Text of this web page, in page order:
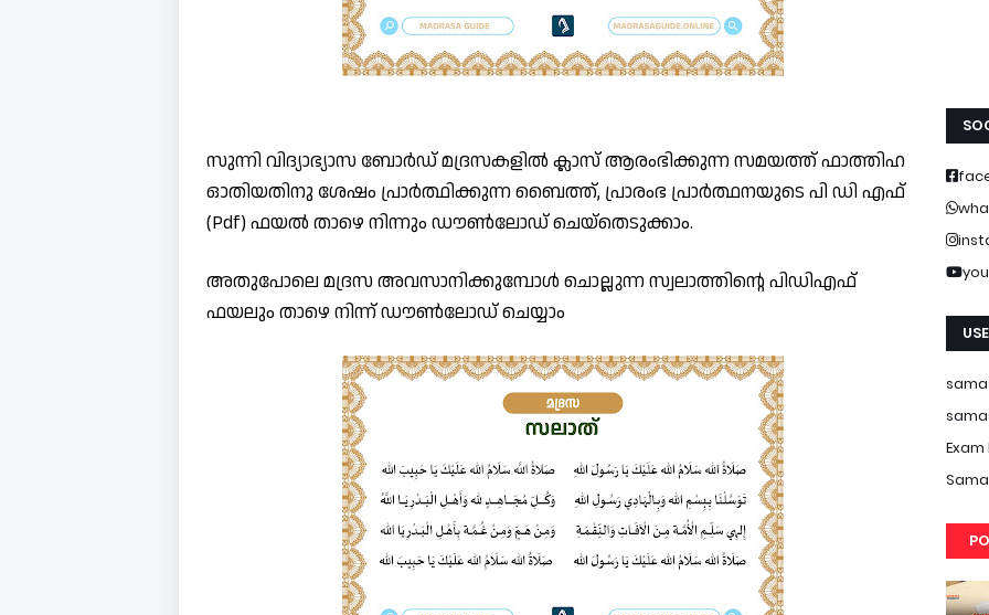
സുന്നി വിദ്യാഭ്യാസ ബോർഡ് മദ്രസകളിൽ ക്ലാസ് ആരംഭിക്കുന്ന സമയത്ത് ഫാത്തിഹ
ഓതിയതിനു ശേഷം പ്രാർത്ഥിക്കുന്ന ബൈത്ത്, പ്രാരംഭ പ്രാർത്ഥനയുടെ പി ഡി എഫ്
(Pdf) ഫയൽ താഴെ നിന്നും ഡൗൺലോഡ് ചെയ്തെടുക്കാം.
അതുപോലെ മദ്രസ അവസാനിക്കുമ്പോൾ ചൊല്ലുന്ന സ്വലാത്തിന്റെ പിഡിഎഫ്
ഫയലും താഴെ നിന്ന് ഡൗൺലോഡ് ചെയ്യാം
Exam